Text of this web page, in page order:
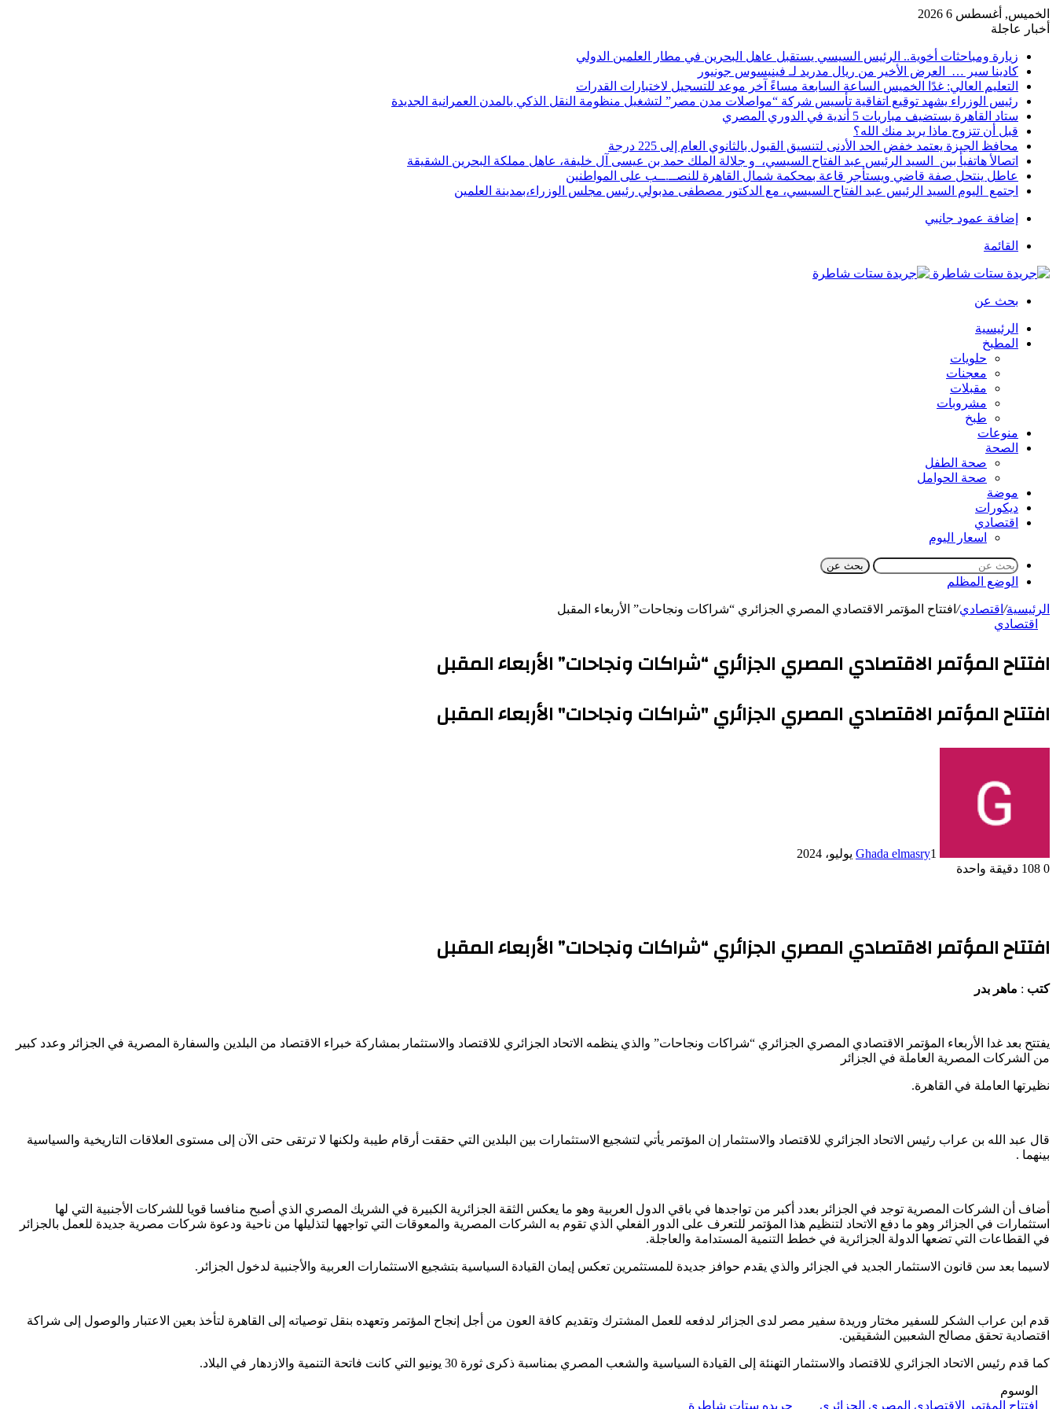
الخميس, أغسطس 6 2026
أخبار عاجلة
زيارة ومباحثات أخوية.. الرئيس السيسي يستقبل عاهل البحرين في مطار العلمين الدولي
كادينا سير … العرض الأخير من ريال مدريد لـ فينيسوس جونيور
التعليم العالي: غدًا الخميس الساعة السابعة مساءً آخر موعد للتسجيل لاختبارات القدرات
رئيس الوزراء يشهد توقيع اتفاقية تأسيس شركة “مواصلات مدن مصر” لتشغيل منظومة النقل الذكي بالمدن العمرانية الجديدة
ستاد القاهرة يستضيف مباريات 5 أندية في الدوري المصري
قبل أن تتزوج ماذا يريد منك الله؟
محافظ الجيزة يعتمد خفض الحد الأدنى لتنسيق القبول بالثانوي العام إلى 225 درجة
اتصالأ هاتفيأ بين السيد الرئيس عبد الفتاح السيسي، و جلالة الملك حمد بن عيسى آل خليفة، عاهل مملكة البحرين الشقيقة
عاطل ينتحل صفة قاضي ويستأجر قاعة بمحكمة شمال القاهرة للنصــ.ــب على المواطنين
اجتمع اليوم السيد الرئيس عبد الفتاح السيسي، مع الدكتور مصطفى مدبولي رئيس مجلس الوزراء،بمدينة العلمين
إضافة عمود جانبي
القائمة
بحث عن
الرئيسية
المطبخ
حلويات
معجنات
مقبلات
مشروبات
طبخ
منوعات
الصحة
صحة الطفل
صحة الحوامل
موضة
ديكورات
اقتصادي
اسعار اليوم
بحث عن
الوضع المظلم
الرئيسية/ اقتصادي/ افتتاح المؤتمر الاقتصادي المصري الجزائري “شراكات ونجاحات” الأربعاء المقبل
اقتصادي
افتتاح المؤتمر الاقتصادي المصري الجزائري “شراكات ونجاحات” الأربعاء المقبل
افتتاح المؤتمر الاقتصادي المصري الجزائري "شراكات ونجاحات" الأربعاء المقبل
Ghada elmasry1 يوليو، 2024
0
دقيقة واحدة
افتتاح المؤتمر الاقتصادي المصري الجزائري “شراكات ونجاحات” الأربعاء المقبل
كتب : ماهر بدر
يفتتح بعد غدا الأربعاء المؤتمر الاقتصادي المصري الجزائري “شراكات ونجاحات” والذي ينظمه الاتحاد الجزائري للاقتصاد والاستثمار بمشاركة خبراء الاقتصاد من البلدين والسفارة المصرية في الجزائر وعدد كبير
من الشركات المصرية العاملة في الجزائر
نظيرتها العاملة في القاهرة.
قال عبد الله بن عراب رئيس الاتحاد الجزائري للاقتصاد والاستثمار إن المؤتمر يأتي لتشجيع الاستثمارات بين البلدين التي حققت أرقام طيبة ولكنها لا ترتقى حتى الآن إلى مستوى العلاقات التاريخية والسياسية
بينهما .
أضاف أن الشركات المصرية توجد في الجزائر بعدد أكبر من تواجدها في باقي الدول العربية وهو ما يعكس الثقة الجزائرية الكبيرة في الشريك المصري الذي أصبح منافسا قويا للشركات الأجنبية التي لها
استثمارات في الجزائر وهو ما دفع الاتحاد لتنظيم هذا المؤتمر للتعرف على الدور الفعلي الذي تقوم به الشركات المصرية والمعوقات التي تواجهها لتذليلها من ناحية ودعوة شركات مصرية جديدة للعمل بالجزائر
في القطاعات التي تضعها الدولة الجزائرية في خطط التنمية المستدامة والعاجلة.
لاسيما بعد سن قانون الاستثمار الجديد في الجزائر والذي يقدم حوافز جديدة للمستثمرين تعكس إيمان القيادة السياسية بتشجيع الاستثمارات العربية والأجنبية لدخول الجزائر.
قدم ابن عراب الشكر للسفير مختار وريدة سفير مصر لدى الجزائر لدفعه للعمل المشترك وتقديم كافة العون من أجل إنجاح المؤتمر وتعهده بنقل توصياته إلى القاهرة لتأخذ بعين الاعتبار والوصول إلى شراكة
اقتصادية تحقق مصالح الشعبين الشقيقين.
كما قدم رئيس الاتحاد الجزائري للاقتصاد والاستثمار التهنئة إلى القيادة السياسية والشعب المصري بمناسبة ذكرى ثورة 30 يونيو التي كانت فاتحة التنمية والازدهار في البلاد.
الوسوم
افتتاح المؤتمر الاقتصادي المصري الجزائري
جريده ستات شاطرة